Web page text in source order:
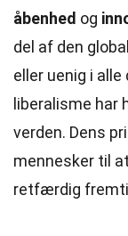
åbenhed og
del af den
eller uenig i
liberalisme har
verden. Dens
mennesker til
retfærdig